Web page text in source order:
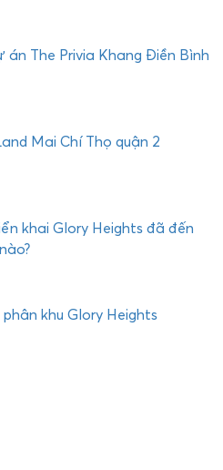
án The Privia Khang Điền Bình
Mai Chí Thọ quận 2
khai Glory Heights đã đến
khu Glory Heights